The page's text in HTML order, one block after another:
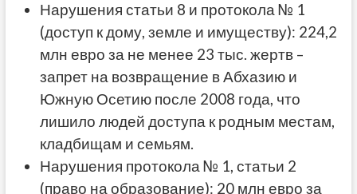
Нарушения статьи 8 и протокола № 1
(доступ к дому, земле и имуществу): 224,2
млн евро за не менее 23 тыс. жертв –
запрет на возвращение в Абхазию и
Южную Осетию после 2008 года, что
лишило людей доступа к родным местам,
кладбищам и семьям.
Нарушения протокола № 1, статьи 2
(право на образование): 20 млн евро за